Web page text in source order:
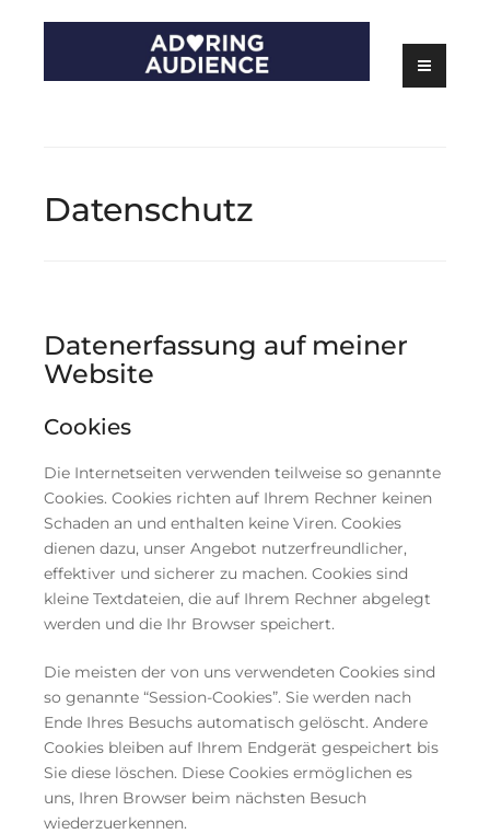
content
Datenschutz
Datenerfassung auf meiner
Website
Cookies
Die Internetseiten verwenden teilweise so genannte
Cookies. Cookies richten auf Ihrem Rechner keinen
Schaden an und enthalten keine Viren. Cookies
dienen dazu, unser Angebot nutzerfreundlicher,
effektiver und sicherer zu machen. Cookies sind
kleine Textdateien, die auf Ihrem Rechner abgelegt
werden und die Ihr Browser speichert.
Die meisten der von uns verwendeten Cookies sind
so genannte “Session-Cookies”. Sie werden nach
Ende Ihres Besuchs automatisch gelöscht. Andere
Cookies bleiben auf Ihrem Endgerät gespeichert bis
Sie diese löschen. Diese Cookies ermöglichen es
uns, Ihren Browser beim nächsten Besuch
wiederzuerkennen.